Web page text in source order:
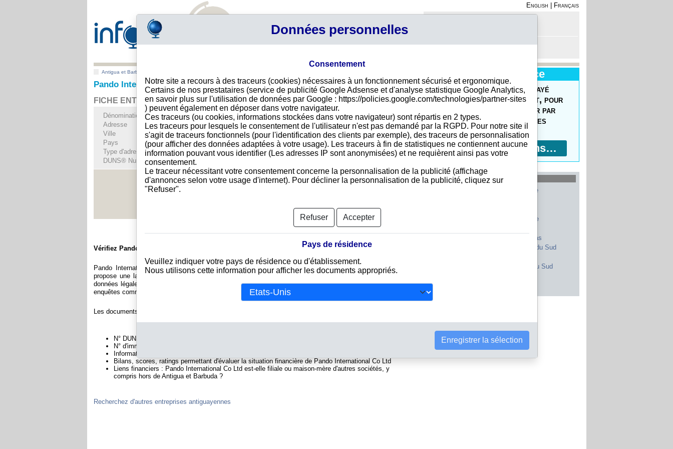
English
Français
Antigua et Barbuda
Pando International Co Ltd, St John
FICHE ENTREPRISE
Dénomination
Pando International Co Ltd
Adresse
Unit 38 Brysons Commercial Complex
Ville
St John
Pays
Antigua et Barbuda
Type d'adresse
Adresse unique
DUNS® Number
81-------
Voir les informations disponibles
Vérifiez Pando International Co Ltd
Pando International Co Ltd est immatriculée au registre du commerce antiguayen. Info-clipper.com vous
propose une large gamme de documents et de rapports contenant d'une part des informations issues des
données légales permettant notamment de constituer l'équivalent d'un Kbis et d'autres part des analyses et
enquêtes commerciales permettant d'évaluer la fiabilité et la solvabilité de cette entreprise.
Les documents sur Pando International Co Ltd contiennent des informations telles que :
N° DUNS : Ce N° est un SIRET international permettant d'identifier chaque société
N° d'immatriculation à Antigua et Barbuda : C'est l'équivalent du SIREN
Informations légales : Adresses, capital, forme juridique, dirigeants...
Bilans, scores, ratings permettant d'évaluer la situation financière de Pando International Co Ltd
Liens financiers : Pando International Co Ltd est-elle filiale ou maison-mère d'autres sociétés, y
compris hors de Antigua et Barbuda ?
Recherchez d'autres entreprises antiguayennes
Nouveau Service
Découvrez le Forfait Prépayé
Pour commander facilement, pour
des prix réduits, pour payer par
virement bancaire, 10 devises
acceptées !
Plus d'informations…
Pays les plus recherchés
Belgique
Espagne
Pays-Bas
Afrique du Sud
Corée du Sud
Données personnelles
Consentement
Notre site a recours à des traceurs (cookies) nécessaires à un fonctionnement sécurisé et ergonomique.
Certains de nos prestataires (service de publicité Google Adsense et d'analyse statistique Google Analytics,
en savoir plus sur l'utilisation de données par Google : https://policies.google.com/technologies/partner-sites
) peuvent également en déposer dans votre navigateur.
Ces traceurs (ou cookies, informations stockées dans votre navigateur) sont répartis en 2 types.
Les traceurs pour lesquels le consentement de l'utilisateur n'est pas demandé par la RGPD. Pour notre site il
s'agit de traceurs fonctionnels (pour l'identification des clients par exemple), des traceurs de personnalisation
(pour afficher des données adaptées à votre usage). Les traceurs à fin de statistiques ne contiennent aucune
information pouvant vous identifier (Les adresses IP sont anonymisées) et ne requièrent ainsi pas votre
consentement.
Le traceur nécessitant votre consentement concerne la personnalisation de la publicité (affichage
d'annonces selon votre usage d'internet). Pour décliner la personnalisation de la publicité, cliquez sur
"Refuser".
Refuser Accepter
Pays de résidence
Veuillez indiquer votre pays de résidence ou d'établissement.
Nous utilisons cette information pour afficher les documents appropriés.
Enregistrer la sélection